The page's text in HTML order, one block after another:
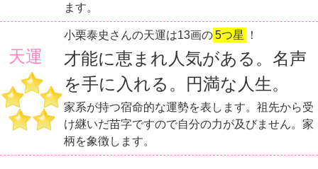
ます。
天運
小栗泰史さんの天運は13画の5つ星 ！
才能に恵まれ人気がある。名声
を手に入れる。円満な人生。
家系が持つ宿命的な運勢を表します。祖先から受
け継いだ苗字ですので自分の力が及びません。家
柄を象徴します。